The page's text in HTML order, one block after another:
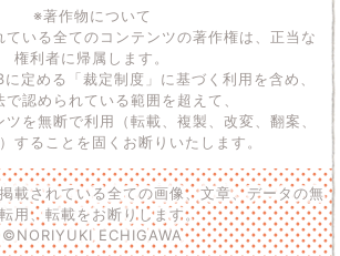
※著作物について
ている全てのコンテンツの著作権は、正当な
権利者に帰属します。
定める「裁定制度」に基づく利用を含め、
で認められている範囲を超えて、
を無断で利用（転載、複製、改変、翻案、
することを固くお断りいたします。
載されている全ての画像、文章、データの無
用、転載をお断りします。
©NORIYUKI ECHIGAWA